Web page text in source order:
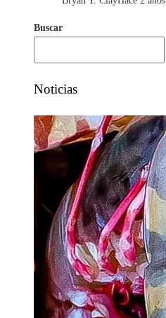
Buscar
Noticias